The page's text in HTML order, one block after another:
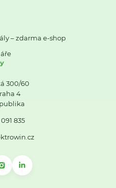
– zdarma e-shop
300/60
4
835